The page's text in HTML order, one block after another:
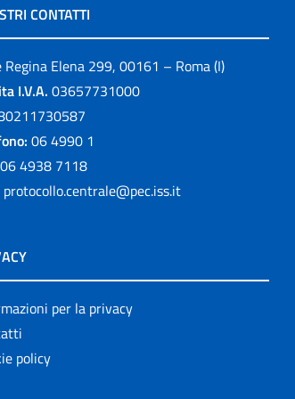
CONTATTI
Regina Elena 299, 00161 – Roma (I)
I.V.A. 03657731000
06 4990 1
06 4938 7118
protocollo.centrale@pec.iss.it
per la privacy
policy